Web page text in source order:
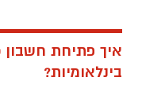
איך פתיחת
בינלאומיות?